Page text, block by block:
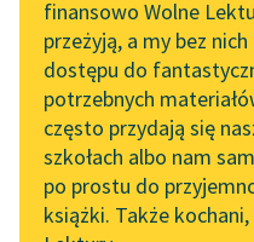
Zapraszamy na spotkanie
online z tłumaczkami
literatury skandynawskiej
Spotkanie z Katarzyną
Tunkiel w Oslo
102. lata temu zmarł
Joseph Conrad
finansowo Wolne
przeżyją, a my bez
dostępu do
potrzebnych
często przydają się
szkołach albo nam
po prostu do
książki. Także
Jeden z najbardziej
Shelleya, niekiedy
najbardziej znanych
swojej klasycznej,